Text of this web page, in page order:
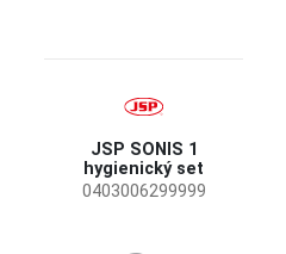
JSP SONIS 1
hygienický set
0403006299999